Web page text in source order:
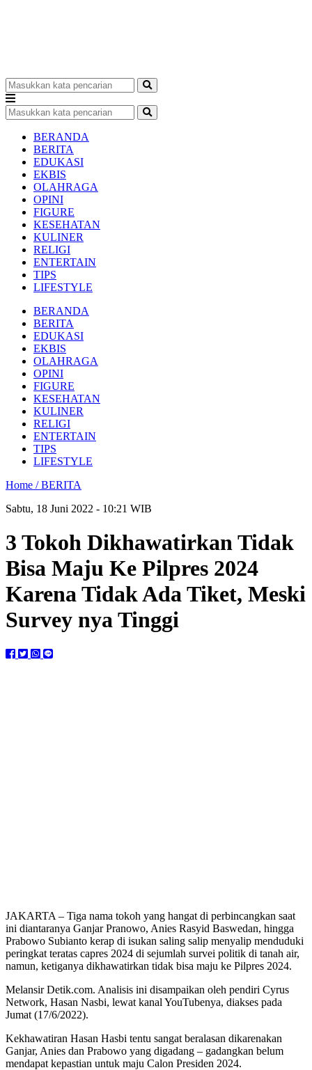
BERANDA
BERITA
EDUKASI
EKBIS
OLAHRAGA
OPINI
FIGURE
KESEHATAN
KULINER
RELIGI
ENTERTAIN
TIPS
LIFESTYLE
BERANDA
BERITA
EDUKASI
EKBIS
OLAHRAGA
OPINI
FIGURE
KESEHATAN
KULINER
RELIGI
ENTERTAIN
TIPS
LIFESTYLE
Home /BERITA
Sabtu, 18 Juni 2022 - 10:21 WIB
3 Tokoh Dikhawatirkan Tidak
Bisa Maju Ke Pilpres 2024
Karena Tidak Ada Tiket, Meski
Survey nya Tinggi
JAKARTA – Tiga nama tokoh yang hangat di perbincangkan saat
ini diantaranya Ganjar Pranowo, Anies Rasyid Baswedan, hingga
Prabowo Subianto kerap di isukan saling salip menyalip menduduki
peringkat teratas capres 2024 di sejumlah survei politik di tanah air,
namun, ketiganya dikhawatirkan tidak bisa maju ke Pilpres 2024.
Melansir Detik.com. Analisis ini disampaikan oleh pendiri Cyrus
Network, Hasan Nasbi, lewat kanal YouTubenya, diakses pada
Jumat (17/6/2022).
Kekhawatiran Hasan Hasbi tentu sangat beralasan dikarenakan
Ganjar, Anies dan Prabowo yang digadang – gadangkan belum
mendapat kepastian untuk maju Calon Presiden 2024.